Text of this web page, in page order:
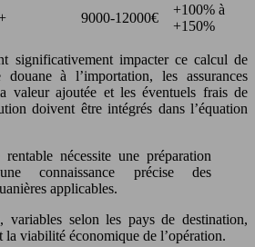
9000-12000€
+100% à
+150%
significativement impacter ce calcul de
à l’importation, les assurances
valeur ajoutée et les éventuels frais de
doivent être intégrés dans l’équation
nécessite une préparation
connaissance précise des
applicables.
variables selon les pays de destination,
viabilité économique de l’opération.